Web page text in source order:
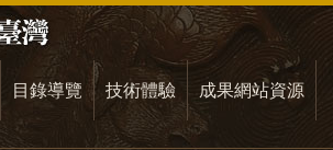
目錄導覽 技術體驗 成果網站資源